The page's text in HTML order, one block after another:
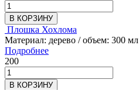
В КОРЗИНУ
Плошка Хохлома
Материал: дерево / объем: 300 мл
Подробнее
200
В КОРЗИНУ